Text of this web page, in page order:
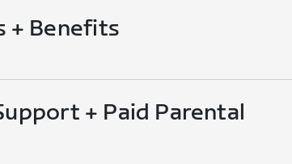
+ Benefits
+ Paid Parental